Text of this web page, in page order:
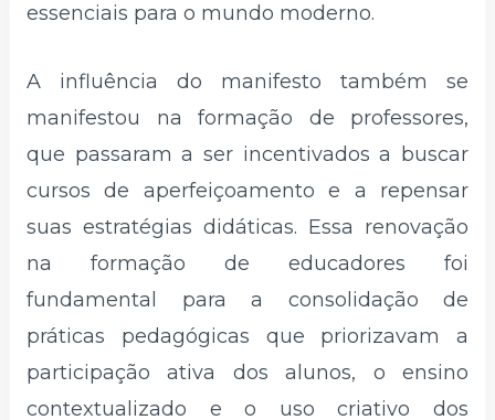
essenciais para o mundo moderno.
A influência do manifesto também se
manifestou na formação de professores,
que passaram a ser incentivados a buscar
cursos de aperfeiçoamento e a repensar
suas estratégias didáticas. Essa renovação
na formação de educadores foi
fundamental para a consolidação de
práticas pedagógicas que priorizavam a
participação ativa dos alunos, o ensino
contextualizado e o uso criativo dos